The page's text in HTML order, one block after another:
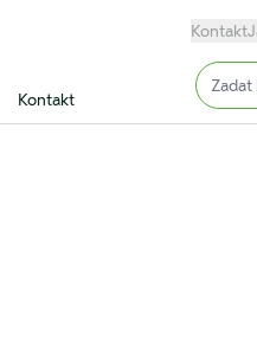
Kontakt
Kontakt
Input